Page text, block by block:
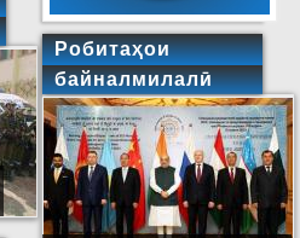
Робитаҳои
байналмилалӣ